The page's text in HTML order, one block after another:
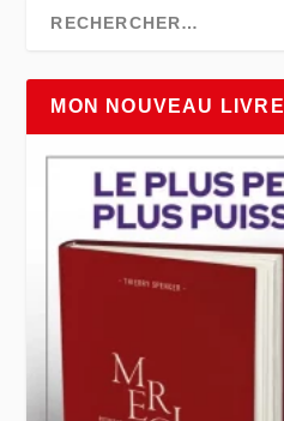
MON NOUVEAU LIVRE